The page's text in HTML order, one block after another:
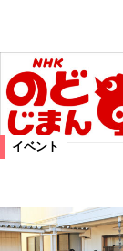
イベント